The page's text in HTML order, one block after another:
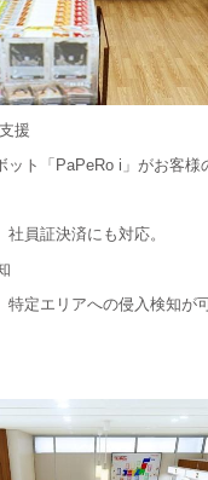
援
ト「PaPeRo i」がお客様
員証決済にも対応。
定エリアへの侵入検知が可